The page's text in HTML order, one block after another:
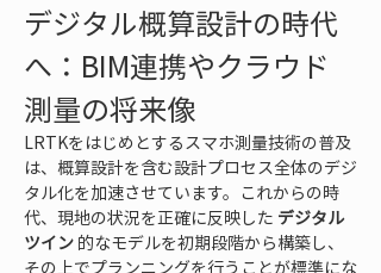
デジタル概算設計の時代
へ：BIM連携やクラウド
測量の将来像
LRTKをはじめとするスマホ測量技術の普及
は、概算設計を含む設計プロセス全体のデジ
タル化を加速させています。これからの時
代、現地の状況を正確に反映した デジタル
ツイン 的なモデルを初期段階から構築し、
その上でプランニングを行うことが標準にな